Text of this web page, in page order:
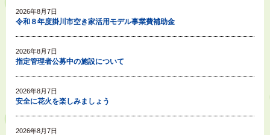
2026年8月7日
令和８年度掛川市空き家活用モデル事業費補助金
2026年8月7日
指定管理者公募中の施設について
2026年8月7日
安全に花火を楽しみましょう
2026年8月7日